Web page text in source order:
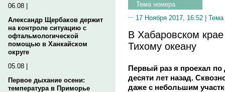
06.08 |
Александр Щербаков держит
на контроле ситуацию с
офтальмологической
помощью в Ханкайском
округе
05.08 |
Первое дыхание осени:
температура в Приморье
Тема номера
17 Ноября 2017, 16:52 | Тема
В Хабаровском
Тихому океану
Первый раз я проехал
десяти лет назад.
даже с небольшим